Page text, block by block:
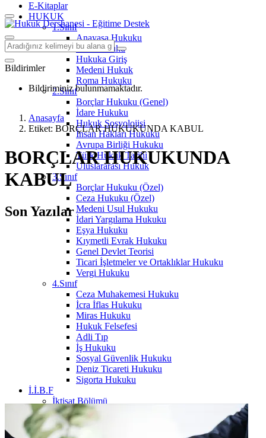
E-Kitaplar
HUKUK
1.Sınıf
Anayasa Hukuku
Aile Hukuku
Hukuka Giriş
Medeni Hukuk
Roma Hukuku
2.Sınıf
Borçlar Hukuku (Genel)
İdare Hukuku
Hukuk Sosyolojisi
İnsan Hakları Hukuku
Avrupa Birliği Hukuku
Türk Hukuk Tarihi
Uluslararası Hukuk
3.Sınıf
Borçlar Hukuku (Özel)
Ceza Hukuku (Özel)
Medeni Usul Hukuku
İdari Yargılama Hukuku
Eşya Hukuku
Kıymetli Evrak Hukuku
Genel Devlet Teorisi
Ticari İşletmeler ve Ortaklıklar Hukuku
Vergi Hukuku
4.Sınıf
Ceza Muhakemesi Hukuku
İcra İflas Hukuku
Miras Hukuku
Hukuk Felsefesi
Adli Tıp
İş Hukuku
Sosyal Güvenlik Hukuku
Deniz Ticareti Hukuku
Sigorta Hukuku
İ.İ.B.F
İktisat Bölümü
1.Sınıf
Bildirimler
Bildiriminiz bulunmamaktadır.
Anasayfa
Etiket: BORÇLAR HUKUKUNDA KABUL
BORÇLAR HUKUKUNDA
KABUL
Son Yazılar